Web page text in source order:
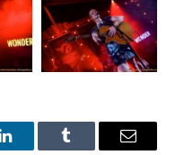
LinkedInTumblr Email